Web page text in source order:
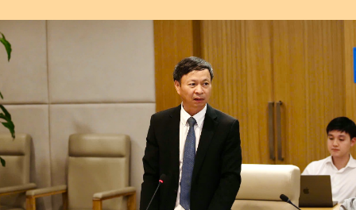
TRUNG TÂM TRUYỀN THÔNG KHOA HỌC VÀ CÔNG
Liên hệ
banbientap@mst.gov.vn
024 3936 9506